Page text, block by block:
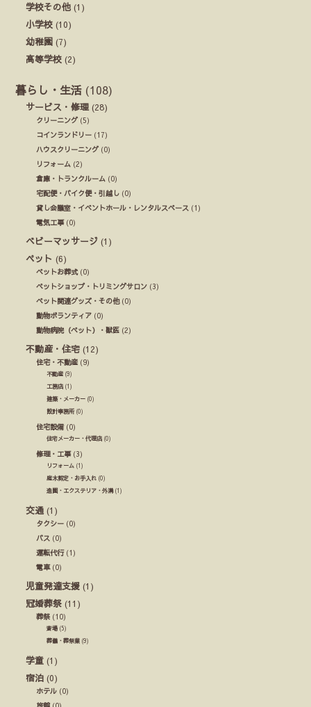
学校その他 (1)
小学校 (10)
幼稚園 (7)
高等学校 (2)
暮らし・生活 (108)
サービス・修理 (28)
クリーニング(5)
コインランドリー (17)
ハウスクリーニング(0)
リフォーム (2)
倉庫・トランクルーム (0)
宅配便・バイク便・引越し (0)
貸し会議室・イベントホール・レンタルスペース (1)
電気工事(0)
ベビーマッサージ (1)
ペット (6)
ペットお葬式(0)
ペットショップ・トリミングサロン (3)
ペット関連グッズ・その他(0)
動物ボランティア (0)
動物病院（ペット）・獣医 (2)
不動産・住宅 (12)
住宅・不動産 (9)
不動産 (9)
工務店 (1)
建築・メーカー (0)
設計事務所(0)
住宅設備(0)
住宅メーカー・代理店 (0)
修理・工事(3)
リフォーム (1)
庭木剪定・お手入れ (0)
造園・エクステリア・外溝(1)
交通 (1)
タクシー (0)
バス (0)
運転代行(1)
電車(0)
児童発達支援 (1)
冠婚葬祭 (11)
葬祭(10)
斎場(5)
葬儀・葬祭業 (9)
学童 (1)
宿泊 (0)
ホテル (0)